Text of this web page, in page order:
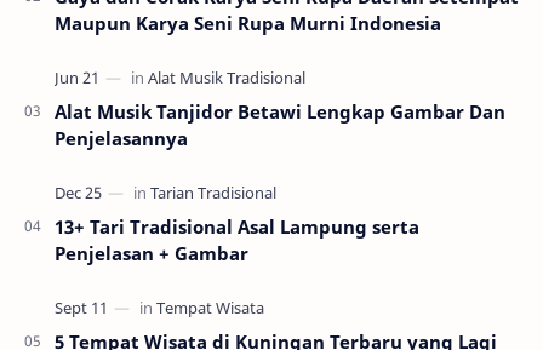
Maupun Karya Seni Rupa Murni Indonesia
Alat Musik Tanjidor Betawi Lengkap Gambar Dan
Penjelasannya
13+ Tari Tradisional Asal Lampung serta
Penjelasan + Gambar
5 Tempat Wisata di Kuningan Terbaru yang Lagi